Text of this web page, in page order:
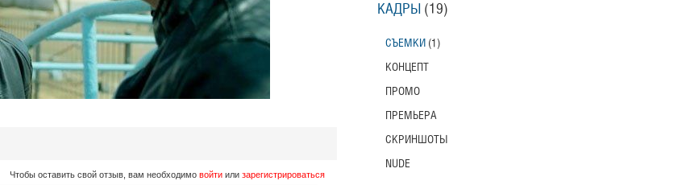
Чтобы оставить свой отзыв, вам необходимо войтиили зарегистрироваться
КАДРЫ (19)
СЪЕМКИ (1)
КОНЦЕПТ
ПРОМО
ПРЕМЬЕРА
СКРИНШОТЫ
NUDE